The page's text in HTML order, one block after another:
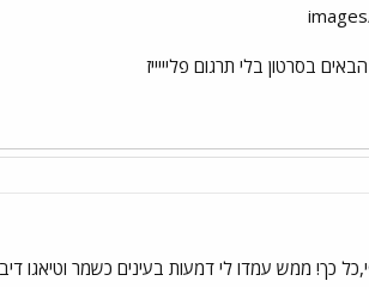
בסרטון בלי תרגום פליייייז
כך! ממש עמדו לי דמעות בעינים כשמר וטיאגו